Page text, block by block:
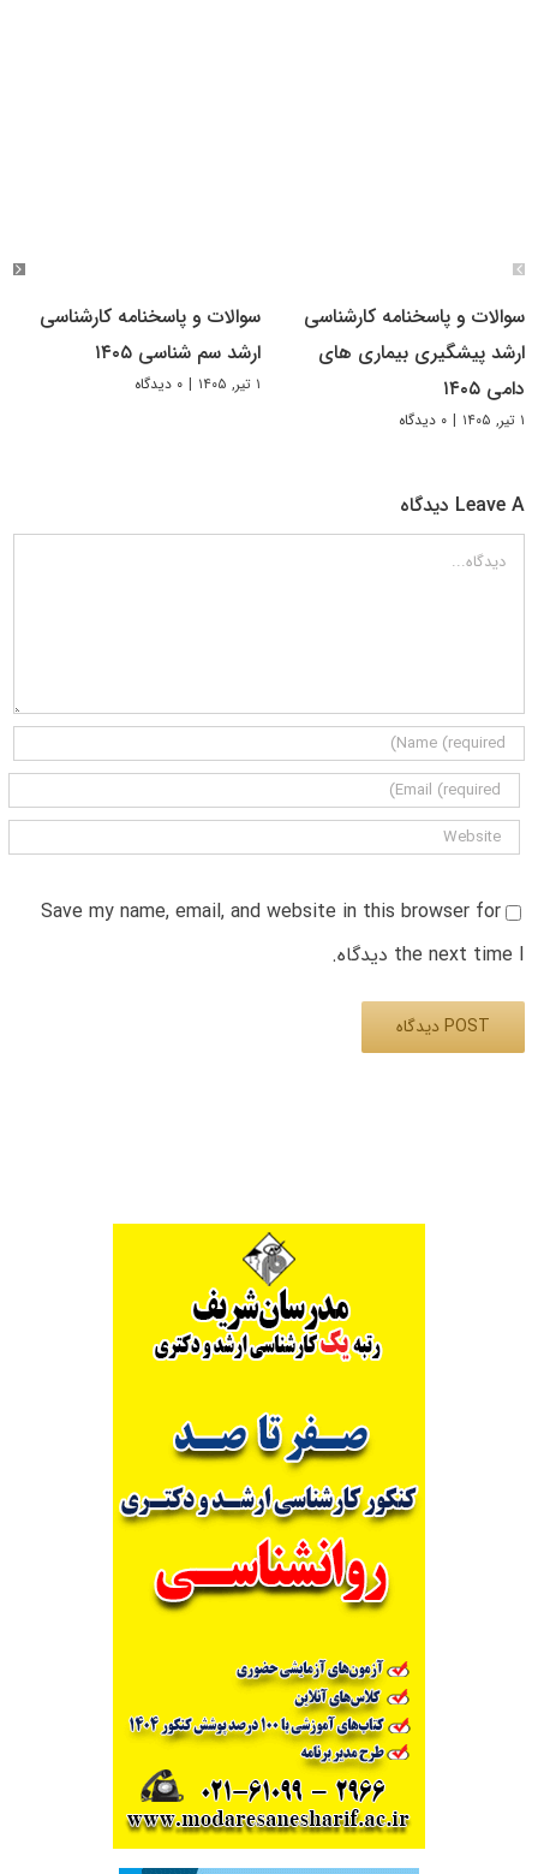
سوالات و پاسخنامه کارشناسی
ارشد پیشگیری بیماری های
دامی ۱۴۰۵
۱ تیر, ۱۴۰۵ | ۰ دیدگاه
سوالات و پاسخنامه کارشناسی
ارشد سم شناسی ۱۴۰۵
۱ تیر, ۱۴۰۵ | ۰ دیدگاه
Leave A دیدگاه
دیدگاه
Save my name, email, and website in this browser for
the next time I دیدگاه.